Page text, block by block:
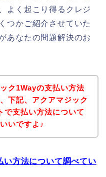
よく起こり得るクレジ
つかご紹介させていた
あなたの問題解決のお
ク1Wayの支払い方法
下記、アクアマジック
で支払い方法について
いですよ♪
い方法について調べてい